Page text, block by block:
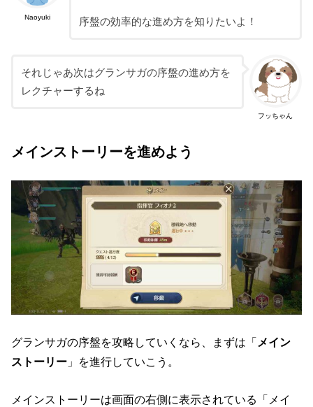
Naoyuki 序盤の効率的な進め方を知りたいよ！
フッちゃん
それじゃあ次はグランサガの序盤の進め方を
レクチャーするね
メインストーリーを進めよう
グランサガの序盤を攻略していくなら、まずは「 メイン
ストーリー 」を進行していこう。
メインストーリーは画面の右側に表示されている「メイ